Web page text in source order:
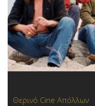
Θερινό Cine Απόλλων